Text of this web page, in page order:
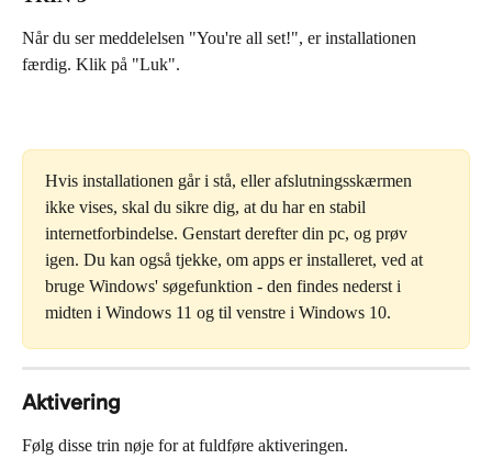
Når du ser meddelelsen "You're all set!", er installationen
færdig. Klik på "Luk".
Hvis installationen går i stå, eller afslutningsskærmen
ikke vises, skal du sikre dig, at du har en stabil
internetforbindelse. Genstart derefter din pc, og prøv
igen. Du kan også tjekke, om apps er installeret, ved at
bruge Windows' søgefunktion - den findes nederst i
midten i Windows 11 og til venstre i Windows 10.
Aktivering
Følg disse trin nøje for at fuldføre aktiveringen.